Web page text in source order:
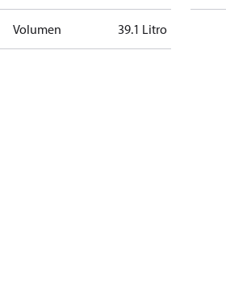
Volumen 39.1 Litro